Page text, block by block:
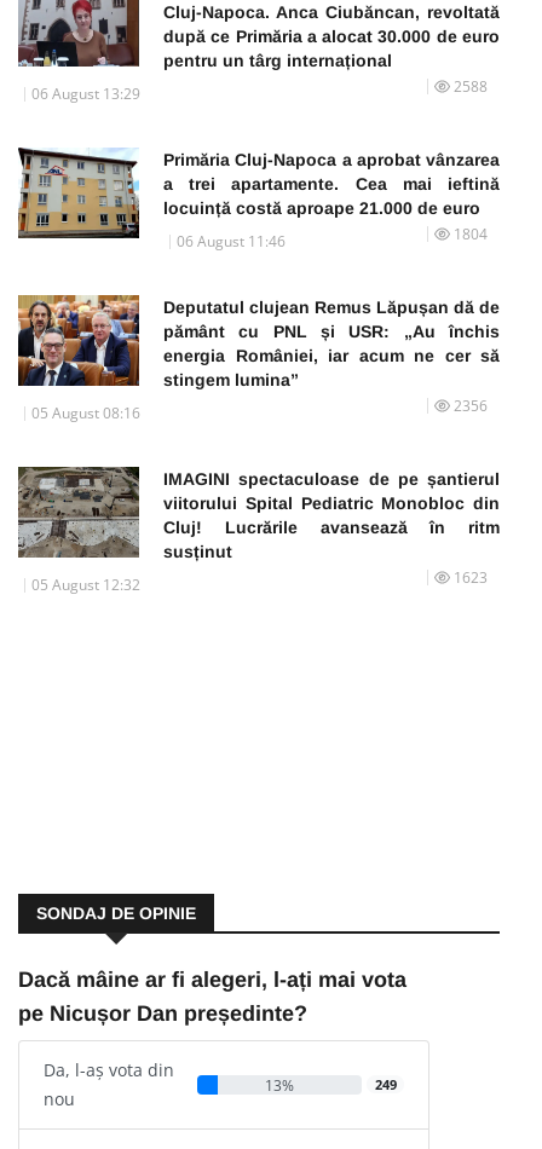
Cluj-Napoca. Anca Ciubăncan, revoltată
după ce Primăria a alocat 30.000 de euro
pentru un târg internațional
06 August 13:29 2588
Primăria Cluj-Napoca a aprobat vânzarea
a trei apartamente. Cea mai ieftină
locuință costă aproape 21.000 de euro
06 August 11:46 1804
Deputatul clujean Remus Lăpușan dă de
pământ cu PNL și USR: „Au închis
energia României, iar acum ne cer să
stingem lumina”
05 August 08:16 2356
IMAGINI spectaculoase de pe șantierul
viitorului Spital Pediatric Monobloc din
Cluj! Lucrările avansează în ritm
susținut
05 August 12:32 1623
SONDAJ DE OPINIE
Dacă mâine ar fi alegeri, l-ați mai vota
pe Nicușor Dan președinte?
Da, l-aș vota din
nou
13% 249